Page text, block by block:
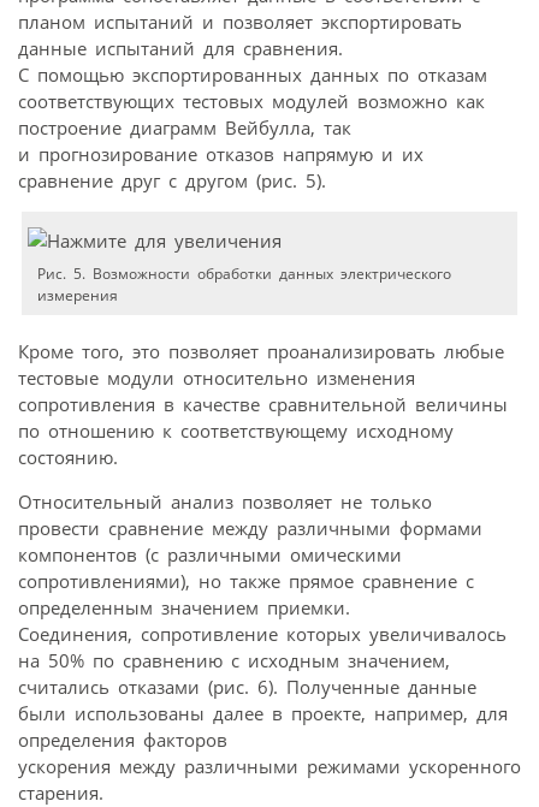
планом испытаний и позволяет экспортировать
данные испытаний для сравнения.
С помощью экспортированных данных по отказам
соответствующих тестовых модулей возможно как
построение диаграмм Вейбулла, так
и прогнозирование отказов напрямую и их
сравнение друг с другом (рис. 5).
Рис. 5. Возможности обработки данных электрического
измерения
Кроме того, это позволяет проанализировать любые
тестовые модули относительно изменения
сопротивления в качестве сравнительной величины
по отношению к соответствующему исходному
состоянию.
Относительный анализ позволяет не только
провести сравнение между различными формами
компонентов (с различными омическими
сопротивлениями), но также прямое сравнение с
определенным значением приемки.
Соединения, сопротивление которых увеличивалось
на 50% по сравнению с исходным значением,
считались отказами (рис. 6). Полученные данные
были использованы далее в проекте, например, для
определения факторов
ускорения между различными режимами ускоренного
старения.